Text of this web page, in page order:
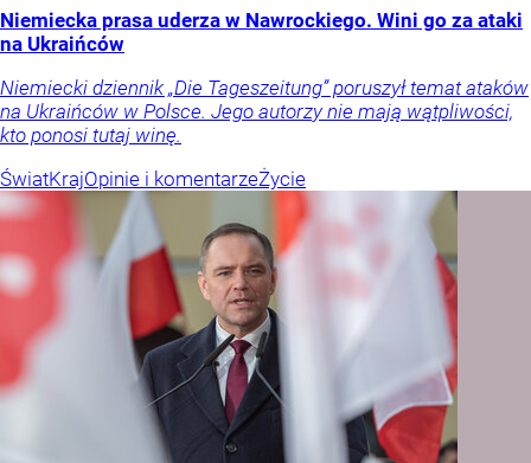
Niemiecka prasa uderza w Nawrockiego. Wini go za ataki
na Ukraińców
Niemiecki dziennik „Die Tageszeitung” poruszył temat ataków
na Ukraińców w Polsce. Jego autorzy nie mają wątpliwości,
kto ponosi tutaj winę.
ŚwiatKrajOpinie i komentarzeŻycie